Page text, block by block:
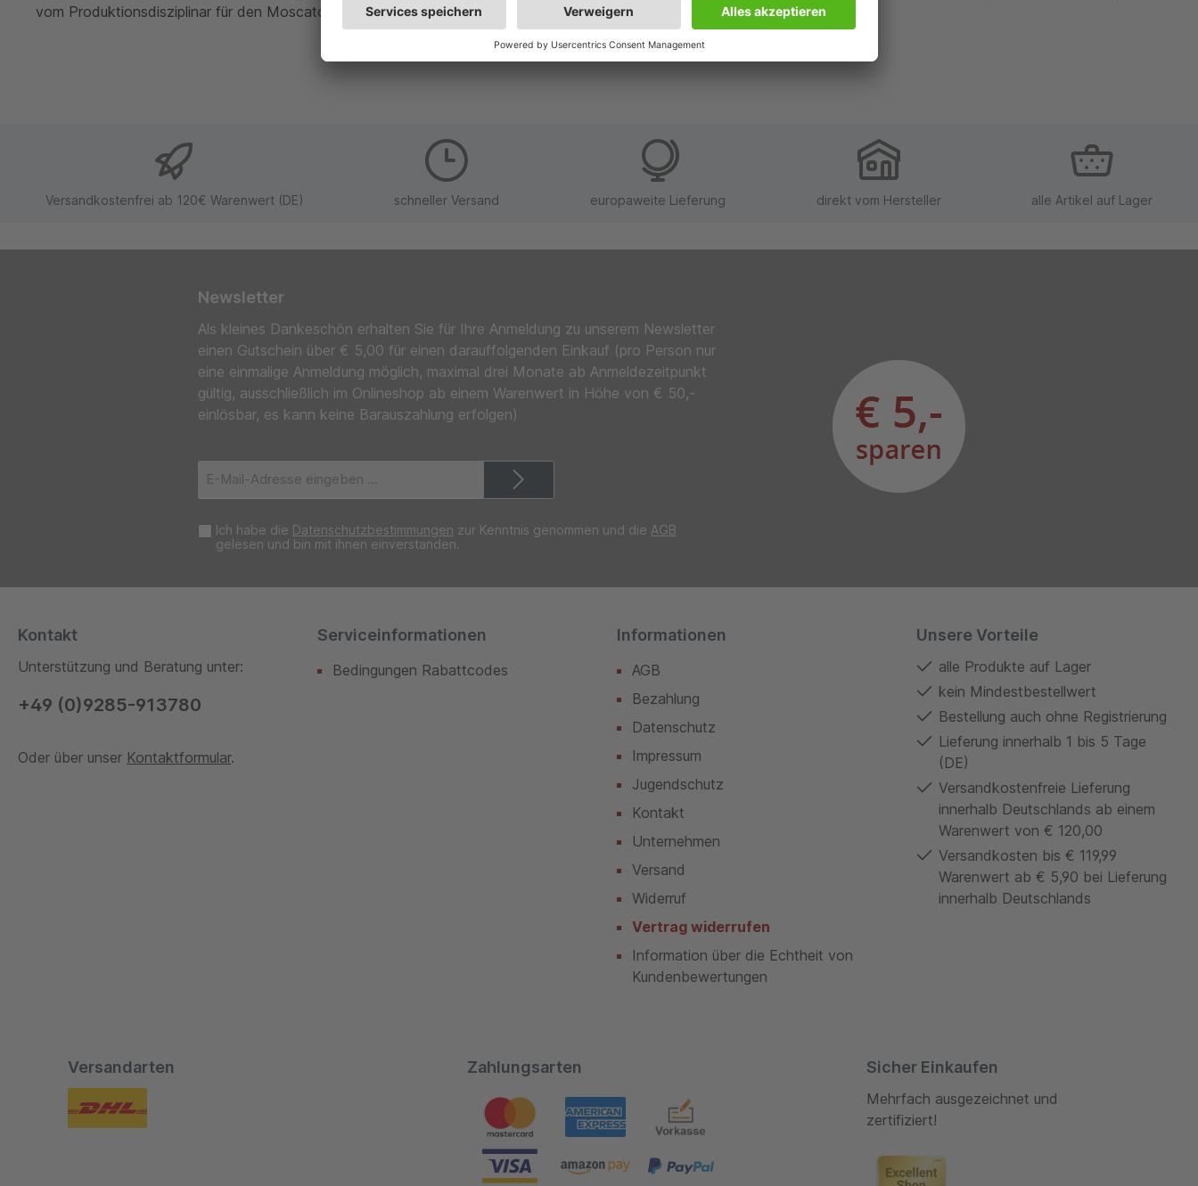
vom Produktionsdisziplinar für den Moscato di Pantelleria DOC vorgeschrieben.
Versandkostenfrei ab 120€ Warenwert (DE) schneller Versand europaweite Lieferung direkt vom Hersteller alle Artikel auf Lager
Newsletter
Als kleines Dankeschön erhalten Sie für Ihre Anmeldung zu unserem Newsletter
einen Gutschein über € 5,00 für einen darauffolgenden Einkauf (pro Person nur
eine einmalige Anmeldung möglich, maximal drei Monate ab Anmeldezeitpunkt
gültig, ausschließlich im Onlineshop ab einem Warenwert in Höhe von € 50,-
einlösbar, es kann keine Barauszahlung erfolgen)
Mail-
Adresse*
Ich habe die Datenschutzbestimmungen zur Kenntnis genommen und die AGB
gelesen und bin mit ihnen einverstanden.
Kontakt
Unterstützung und Beratung unter:
+49 (0)9285-913780
Oder über unser Kontaktformular.
Serviceinformationen
Bedingungen Rabattcodes
Informationen
AGB
Bezahlung
Datenschutz
Impressum
Jugendschutz
Kontakt
Unternehmen
Versand
Widerruf
Vertrag widerrufen
Information über die Echtheit von
Kundenbewertungen
Unsere Vorteile
alle Produkte auf Lager
kein Mindestbestellwert
Bestellung auch ohne Registrierung
Lieferung innerhalb 1 bis 5 Tage
(DE)
Versandkostenfreie Lieferung
innerhalb Deutschlands ab einem
Warenwert von € 120,00
Versandkosten bis € 119,99
Warenwert ab € 5,90 bei Lieferung
innerhalb Deutschlands
Versandarten Zahlungsarten Sicher Einkaufen
Mehrfach ausgezeichnet und
zertifiziert!